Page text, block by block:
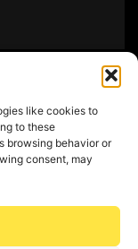
like cookies to
to these
browsing behavior or
consent, may